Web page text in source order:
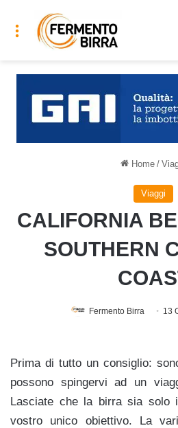
Menu
Home /
Viaggi
CALIFORNIA
SOUTHERN
Fermento Birra 13
Prima di tutto un consiglio:
possono spingervi ad un
Lasciate che la birra sia solo
vostro unico obiettivo. La